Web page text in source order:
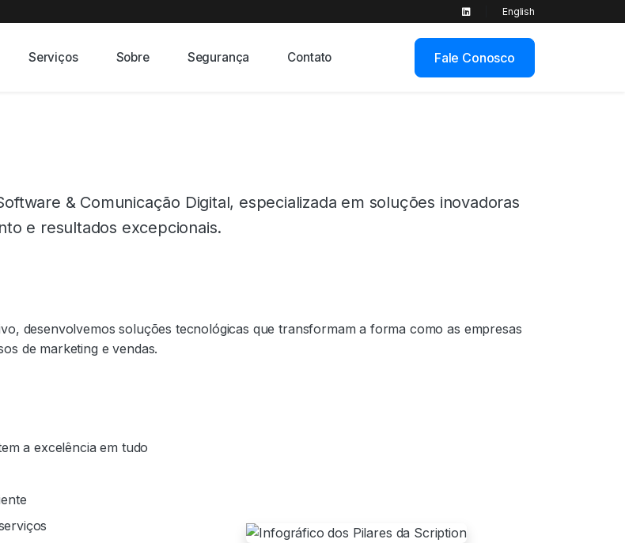
English
Serviços Sobre Segurança Contato Fale Conosco
& Comunicação Digital, especializada em soluções inovadoras
e resultados excepcionais.
desenvolvemos soluções tecnológicas que transformam a forma como as empresas
de marketing e vendas.
a excelência em tudo